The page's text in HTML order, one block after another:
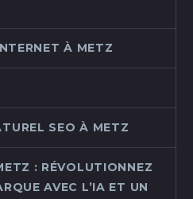
À METZ
SEO À METZ
: RÉVOLUTIONNEZ
AVEC L’IA ET UN